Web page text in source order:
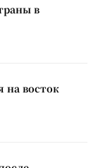
в
восток